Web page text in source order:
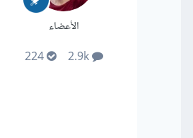
الأعضاء
2.9k
224